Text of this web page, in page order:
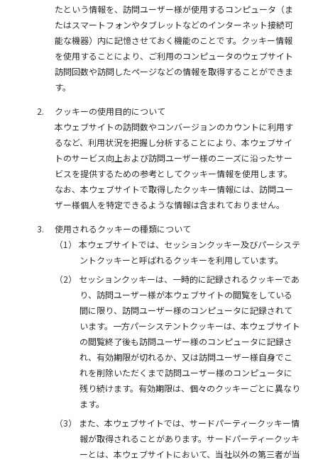
たという情報を、訪問ユーザー様が使用するコンピュータ（ま
たはスマートフォンやタブレットなどのインターネット接続可
能な機器）内に記憶させておく機能のことです。クッキー情報
を使用することにより、ご利用のコンピュータのウェブサイト
訪問回数や訪問したページなどの情報を取得することができま
す。
クッキーの使用目的について
本ウェブサイトの訪問数やコンバージョンのカウントに利用す
るなど、利用状況を把握し分析することにより、本ウェブサイ
トのサービス向上および訪問ユーザー様のニーズに沿ったサー
ビスを提供するための参考としてクッキー情報を使用します。
なお、本ウェブサイトで取得したクッキー情報には、訪問ユー
ザー様個人を特定できるような情報は含まれておりません。
使用されるクッキーの種類について
（1）
本ウェブサイトでは、セッションクッキー及びパーシステ
ントクッキーと呼ばれるクッキーを利用しています。
（2）
セッションクッキーは、一時的に記録されるクッキーであ
り、訪問ユーザー様が本ウェブサイトの閲覧をしている
間に限り、訪問ユーザー様のコンピュータに記録されて
います。一方パーシステントクッキーは、本ウェブサイト
の閲覧終了後も訪問ユーザー様のコンピュータに記録さ
れ、有効期限が切れるか、又は訪問ユーザー様自身でこ
れを削除いただくまで訪問ユーザー様のコンピュータに
残り続けます。有効期限は、個々のクッキーごとに異なり
ます。
（3）
また、本ウェブサイトでは、サードパーティークッキー情
報が取得されることがあります。サードパーティークッキ
ーとは、本ウェブサイトにおいて、当社以外の第三者が当